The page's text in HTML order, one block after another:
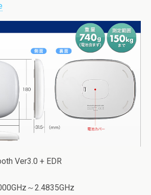
Ver3.0 + EDR
～2.4835GHz